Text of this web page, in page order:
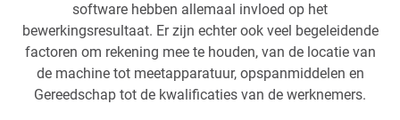
software hebben allemaal invloed op het
bewerkingsresultaat. Er zijn echter ook veel begeleidende
factoren om rekening mee te houden, van de locatie van
de machine tot meetapparatuur, opspanmiddelen en
Gereedschap tot de kwalificaties van de werknemers.